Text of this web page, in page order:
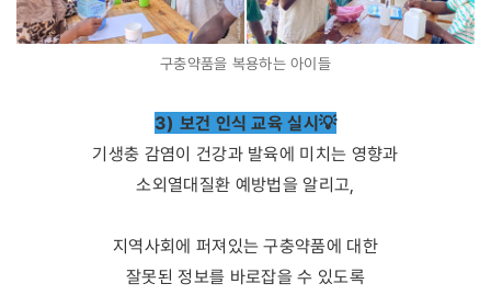
구충약품을 복용하는 아이들
3) 보건 인식 교육 실시💡
기생충 감염이 건강과 발육에 미치는 영향과
소외열대질환 예방법을 알리고,
지역사회에 퍼져있는 구충약품에 대한
잘못된 정보를 바로잡을 수 있도록